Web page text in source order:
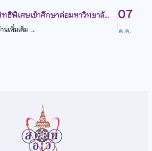
07
ต.ค.
ธิพิเศษเข้าศึกษาต่อมหาวิทยาลั…
นเพิ่มเติม →